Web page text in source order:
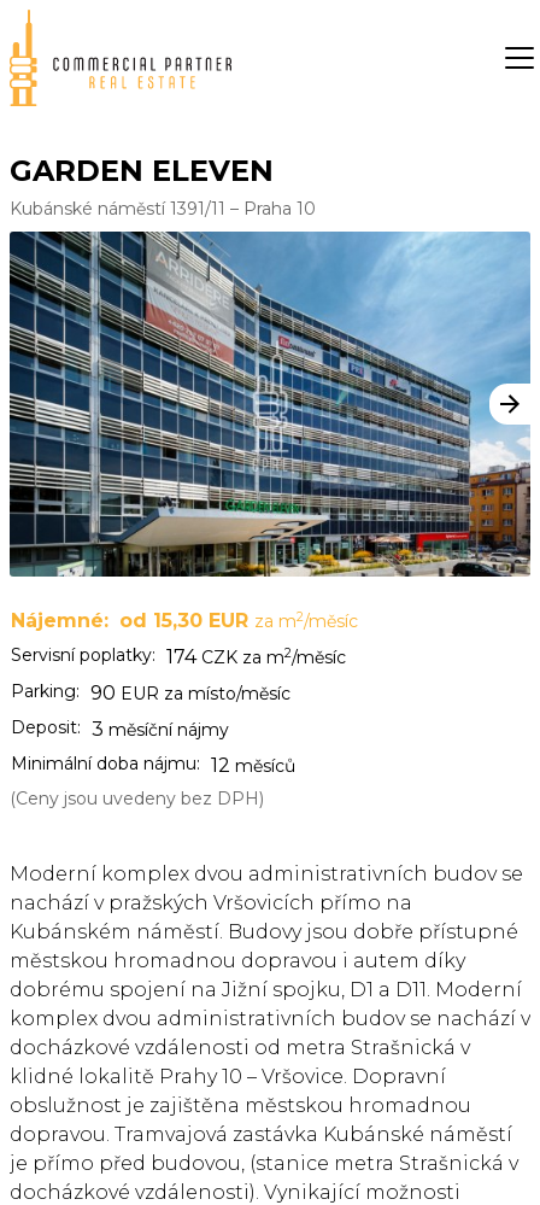
GARDEN ELEVEN
Kubánské náměstí 1391/11 – Praha 10
Nájemné: od 15,30 EUR za m2/měsíc
Servisní poplatky: 174 CZK za m2/měsíc
Parking: 90 EUR za místo/měsíc
Deposit: 3 měsíční nájmy
Minimální doba nájmu: 12 měsíců
(Ceny jsou uvedeny bez DPH)
Moderní komplex dvou administrativních budov se
nachází v pražských Vršovicích přímo na
Kubánském náměstí. Budovy jsou dobře přístupné
městskou hromadnou dopravou i autem díky
dobrému spojení na Jižní spojku, D1 a D11. Moderní
komplex dvou administrativních budov se nachází v
docházkové vzdálenosti od metra Strašnická v
klidné lokalitě Prahy 10 – Vršovice. Dopravní
obslužnost je zajištěna městskou hromadnou
dopravou. Tramvajová zastávka Kubánské náměstí
je přímo před budovou, (stanice metra Strašnická v
docházkové vzdálenosti). Vynikající možnosti